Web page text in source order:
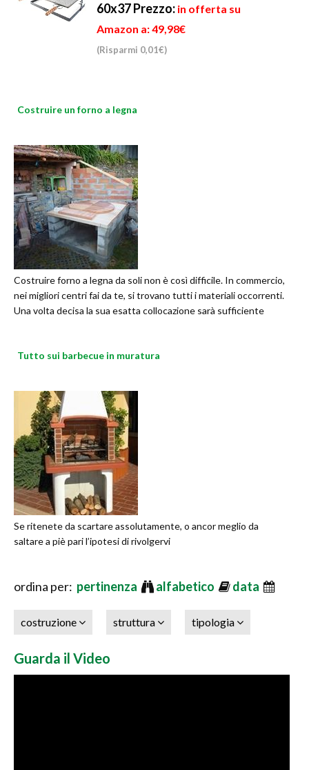
60x37Prezzo: in offerta su
Amazon a: 49,98€
(Risparmi 0,01€)
Costruire un forno a legna
Costruire forno a legna da soli non è così difficile. In commercio,
nei migliori centri fai da te, si trovano tutti i materiali occorrenti.
Una volta decisa la sua esatta collocazione sarà sufficiente
Tutto sui barbecue in muratura
Se ritenete da scartare assolutamente, o ancor meglio da
saltare a piè pari l’ipotesi di rivolgervi
ordina per: pertinenza alfabetico data
costruzione struttura tipologia
Guarda il Video